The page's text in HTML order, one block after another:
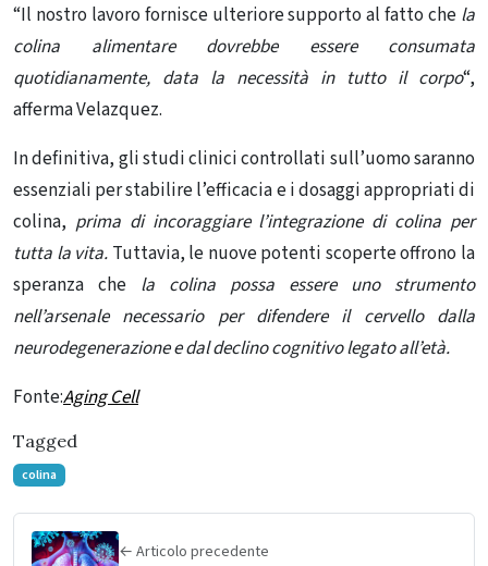
“Il nostro lavoro fornisce ulteriore supporto al fatto che la
colina alimentare dovrebbe essere consumata
quotidianamente, data la necessità in tutto il corpo“,
afferma Velazquez.
In definitiva, gli studi clinici controllati sull’uomo saranno
essenziali per stabilire l’efficacia e i dosaggi appropriati di
colina, prima di incoraggiare l’integrazione di colina per
tutta la vita. Tuttavia, le nuove potenti scoperte offrono la
speranza che la colina possa essere uno strumento
nell’arsenale necessario per difendere il cervello dalla
neurodegenerazione e dal declino cognitivo legato all’età.
Fonte:Aging Cell
Tagged
colina
← Articolo precedente